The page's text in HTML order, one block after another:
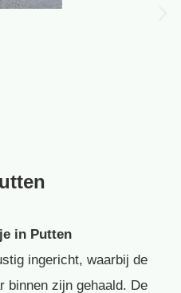
in Putten
ingericht, waarbij de
binnen zijn gehaald. De